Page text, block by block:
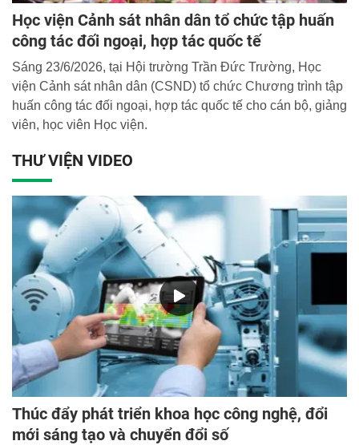
Học viện Cảnh sát nhân dân tổ chức tập huấn
công tác đối ngoại, hợp tác quốc tế
Sáng 23/6/2026, tại Hội trường Trần Đức Trường, Học
viện Cảnh sát nhân dân (CSND) tổ chức Chương trình tập
huấn công tác đối ngoại, hợp tác quốc tế cho cán bộ, giảng
viên, học viên Học viện.
THƯ VIỆN VIDEO
Thúc đẩy phát triển khoa học công nghệ, đổi
mới sáng tạo và chuyển đổi số